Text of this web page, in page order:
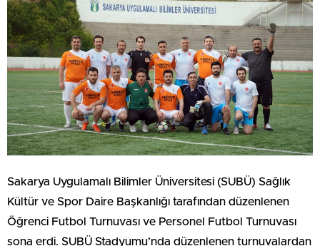
Sakarya Uygulamalı Bilimler Üniversitesi (SUBÜ) Sağlık
Kültür ve Spor Daire Başkanlığı tarafından düzenlenen
Öğrenci Futbol Turnuvası ve Personel Futbol Turnuvası
sona erdi. SUBÜ Stadyumu’nda düzenlenen turnuvalardan